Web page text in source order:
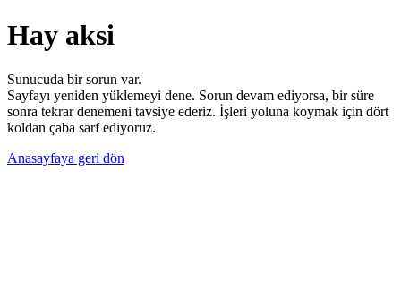
Hay aksi
Sunucuda bir sorun var.
Sayfayı yeniden yüklemeyi dene. Sorun devam ediyorsa, bir süre
sonra tekrar denemeni tavsiye ederiz. İşleri yoluna koymak için dört
koldan çaba sarf ediyoruz.
Anasayfaya geri dön